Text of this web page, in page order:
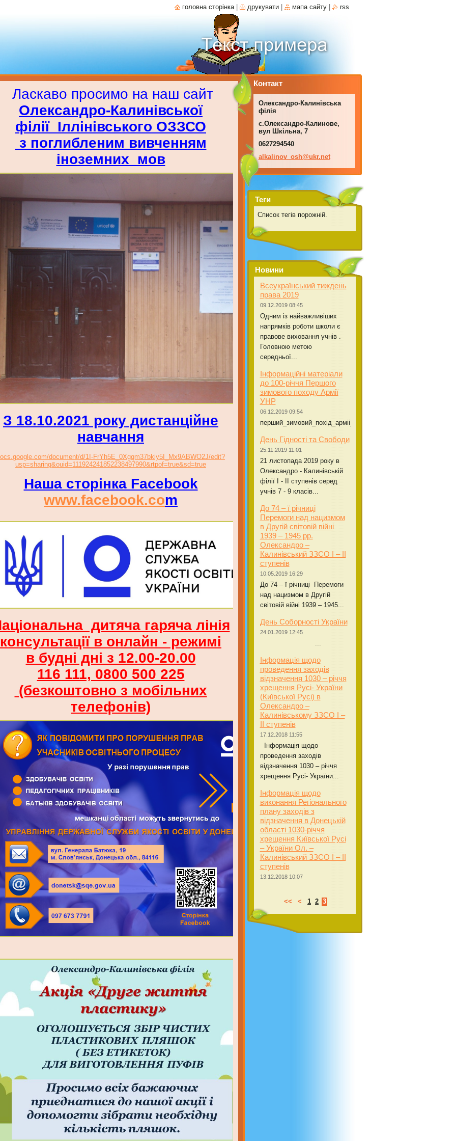
Ласкаво просимо на наш сайт
Олександро-Калинівської
філії Іллінівського ОЗЗСО
з поглибленим вивченням
іноземних мов
З 18.10.2021 року дистанційне
навчання
document/d/1I-FrYh5E_0Xgqm37bkiy5I_Mx9ABWO2J/edit?
usp=sharing&ouid=111924241852238497990&rtpof=true&sd=true
Наша сторінка Facebook
www.facebook.com
дитяча гаряча лінія
консультації в онлайн - режимі
в будні дні з 12.00-20.00
116 111, 0800 500 225
(безкоштовно з мобільних
телефонів)
Контакт
Олександро-Калинівська
філія
с.Олександро-Калинове,
вул Шкільна, 7
0627294540
alkalinov_osh@ukr.net
Теги
Список тегів порожній.
Новини
Всеукраїнський тиждень
права 2019
09.12.2019 08:45
Одним із найважливіших
напрямків роботи школи є
правове виховання учнів .
Головною метою
середньої...
Інформаційні матеріали
до 100-річчя Першого
зимового походу Армії
УНР
06.12.2019 09:54
перший_зимовий_похiд_армii_УНР.
День Гідності та Свободи
25.11.2019 11:01
21 листопада 2019 року в
Олександро - Калинівській
філії І - ІІ ступенів серед
учнів 7 - 9 класів...
До 74 – ї річниці
Перемоги над нацизмом
в Другій світовій війні
1939 – 1945 рр.
Олександро –
Калинівський ЗЗСО І – ІІ
ступенів
10.05.2019 16:29
До 74 – ї річниці Перемоги
над нацизмом в Другій
світовій війні 1939 – 1945...
День Соборності України
24.01.2019 12:45
...
Інформація щодо
проведення заходів
відзначення 1030 – річчя
хрещення Русі- України
(Київської Русі) в
Олександро –
Калинівському ЗЗСО І –
ІІ ступенів
17.12.2018 11:55
Інформація щодо
проведення заходів
відзначення 1030 – річчя
хрещення Русі- України...
Інформація щодо
виконання Регіонального
плану заходів з
відзначення в Донецькій
області 1030-річчя
хрещення Київської Русі
– України Ол. –
Калинівський ЗЗСО І – ІІ
ступенів
13.12.2018 10:07
<< < 1 2 3
головна сторінка друкувати мапа сайту rss